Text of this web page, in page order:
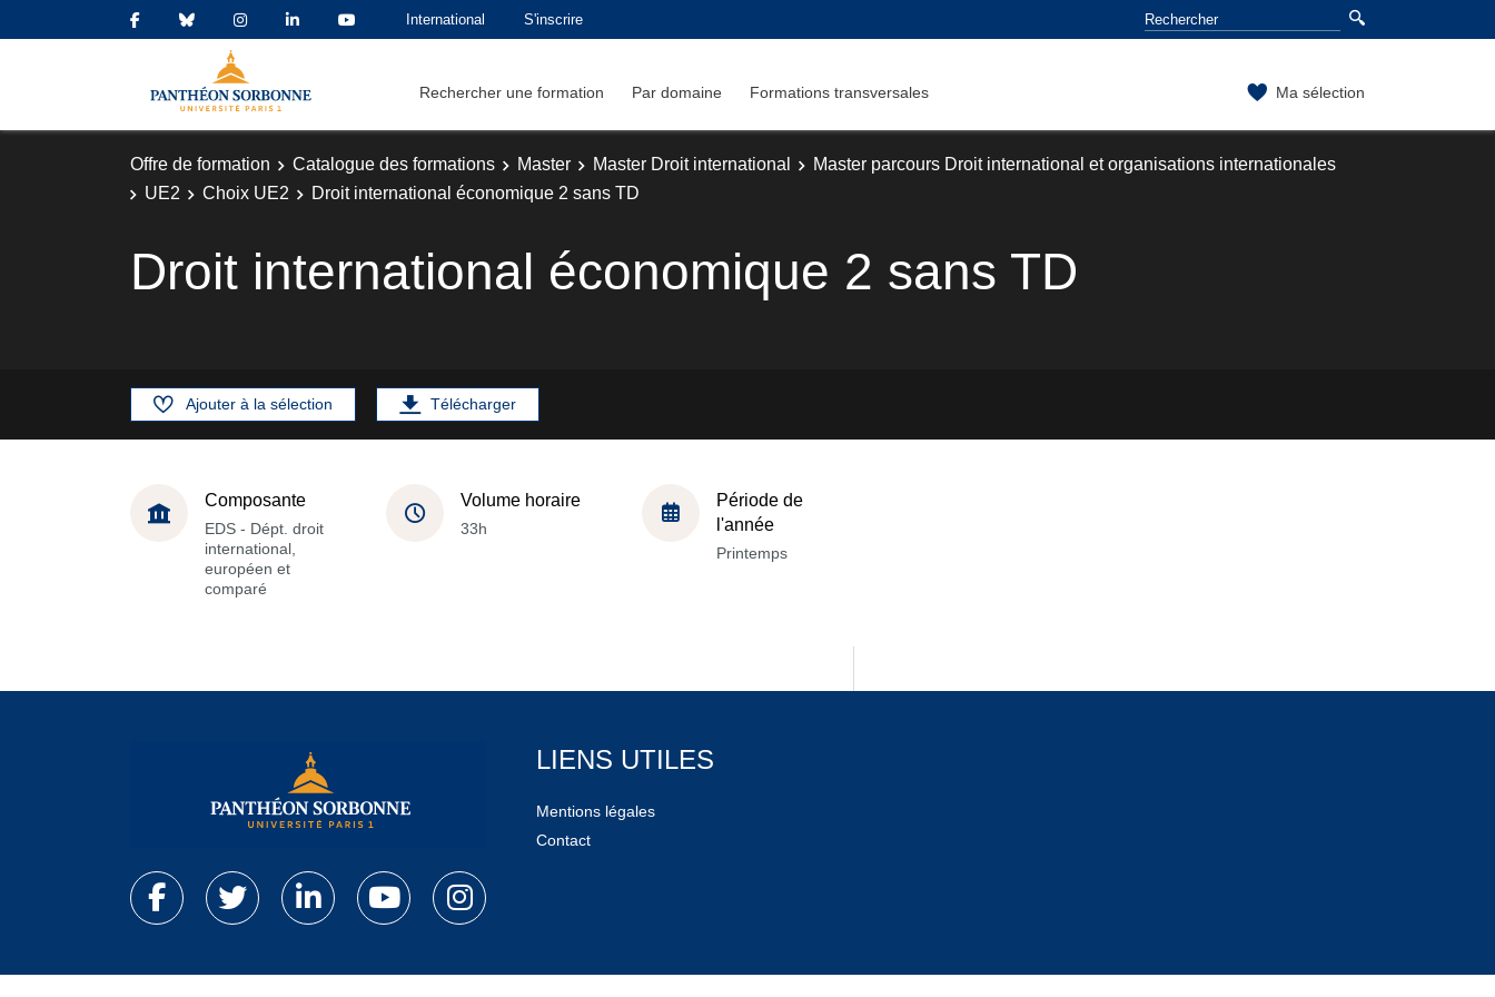
International S'inscrire
Rechercher une formation Par domaine Formations transversales Ma sélection
Offre de formation Catalogue des formations Master Master Droit international
Master parcours Droit international et organisations internationales
UE2
Choix UE2 Droit international économique 2 sans TD
Droit international économique 2 sans TD
Ajouter à la sélection Télécharger
Composante
EDS - Dépt. droit
international,
européen et
comparé
Volume horaire
33h
Période de
l'année
Printemps
LIENS UTILES
Mentions légales
Contact